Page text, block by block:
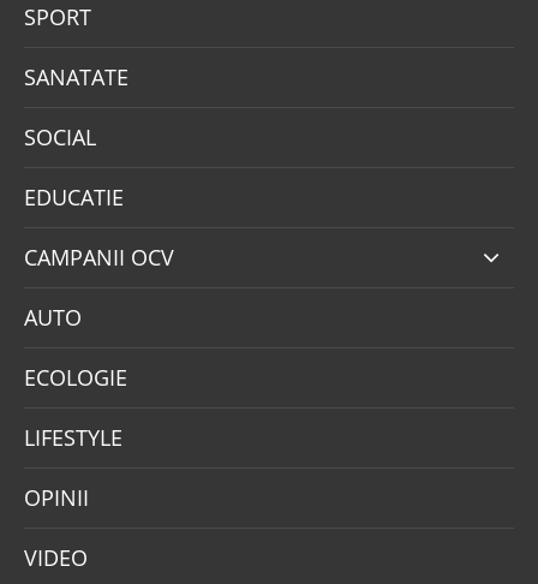
SPORT
SANATATE
SOCIAL
EDUCATIE
CAMPANII OCV
AUTO
ECOLOGIE
LIFESTYLE
OPINII
VIDEO